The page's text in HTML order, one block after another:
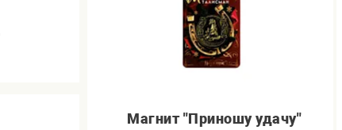
Магнит "Приношу удачу"